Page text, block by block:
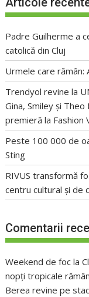
Padre Guilherme a
catolică din Cluj
Urmele care rămân:
Trendyol revine la
Gina, Smiley și
premieră la Fashion
Peste 100 000 de
Sting
RIVUS transformă
centru cultural și de
Comentarii
Weekend de foc la
nopți tropicale
Berea revine pe